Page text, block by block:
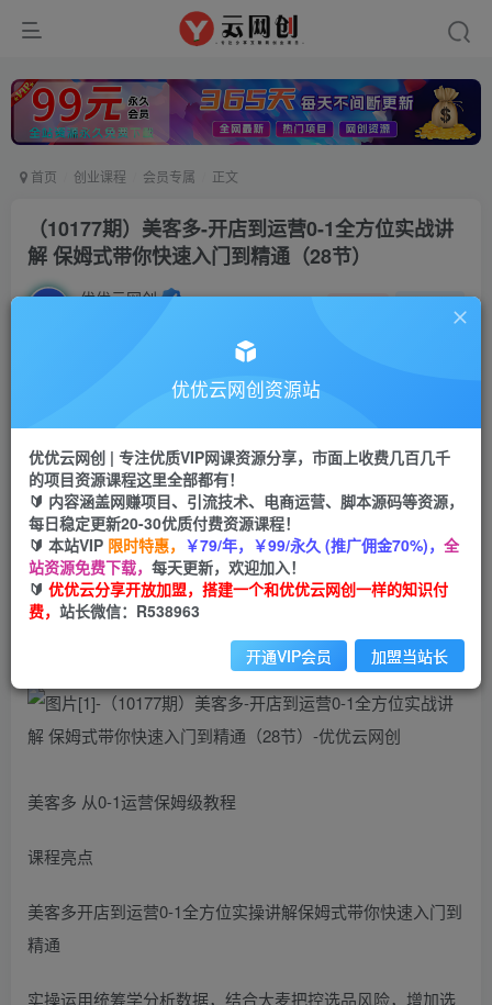
首页 创业课程 会员专属 正文
（10177期）美客多-开店到运营0-1全方位实战讲
解 保姆式带你快速入门到精通（28节）
优优云网创 私信
会员专属资源
会员免费
您暂无购买权限，请先开通会员
开通会员
美客多 从0-1运营保姆级教程
课程亮点
美客多开店到运营0-1全方位实操讲解保姆式带你快速入门到
精通
实操运用统筹学分析数据，结合大麦把控选品风险，增加选
优优云网创资源站
优优云网创 | 专注优质VIP网课资源分享，市面上收费几百几千
的项目资源课程这里全部都有！
🔰 内容涵盖网赚项目、引流技术、电商运营、脚本源码等资源，
每日稳定更新20-30优质付费资源课程！
🔰 本站VIP 限时特惠， ￥79/年，￥99/永久 (推广佣金70%)， 全
站资源免费下载， 每天更新，欢迎加入！
🔰 优优云分享开放加盟，搭建一个和优优云网创一样的知识付
费， 站长微信：R538963
开通VIP会员 加盟当站长